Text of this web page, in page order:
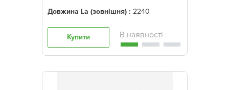
Довжина La (зовнішня) : 2240
Купити